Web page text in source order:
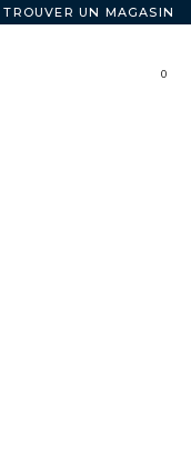
TROUVER UN MAGASIN
0